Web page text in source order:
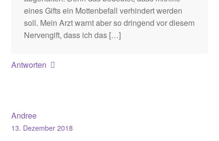
eines Gifts ein Mottenbefall verhindert werden
soll. Mein Arzt warnt aber so dringend vor diesem
Nervengift, dass ich das […]
Antworten
Andree
13. Dezember 2018